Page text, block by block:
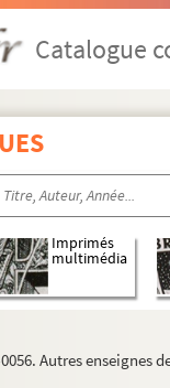
Catalogue
Imprimés
multimédia
Autres enseignes
0272. Rufin
0276. F. Savary
0054. Savignard,
0405. Gaston
016-0415. Scherschen et
0080. Seelio
0361. Shizuka
0477. Maurice Sools